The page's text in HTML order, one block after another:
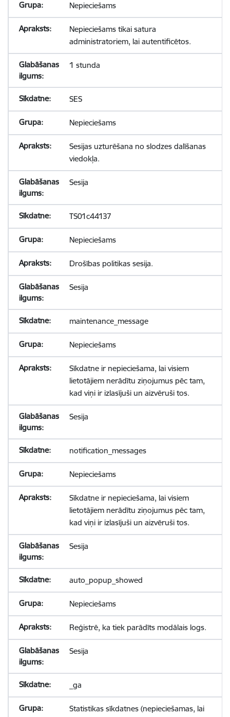
Nepieciešams
Nepieciešams tikai satura
administratoriem, lai autentificētos.
1 stunda
SES
Nepieciešams
Sesijas uzturēšana no slodzes dalīšanas
viedokļa.
Sesija
TS01c44137
Nepieciešams
Drošības politikas sesija.
Sesija
maintenance_message
Nepieciešams
Sīkdatne ir nepieciešama, lai visiem
lietotājiem nerādītu ziņojumus pēc tam,
kad viņi ir izlasījuši un aizvēruši tos.
Sesija
notification_messages
Nepieciešams
Sīkdatne ir nepieciešama, lai visiem
lietotājiem nerādītu ziņojumus pēc tam,
kad viņi ir izlasījuši un aizvēruši tos.
Sesija
auto_popup_showed
Nepieciešams
Reģistrē, ka tiek parādīts modālais logs.
Sesija
_ga
Statistikas sīkdatnes (nepieciešamas, lai